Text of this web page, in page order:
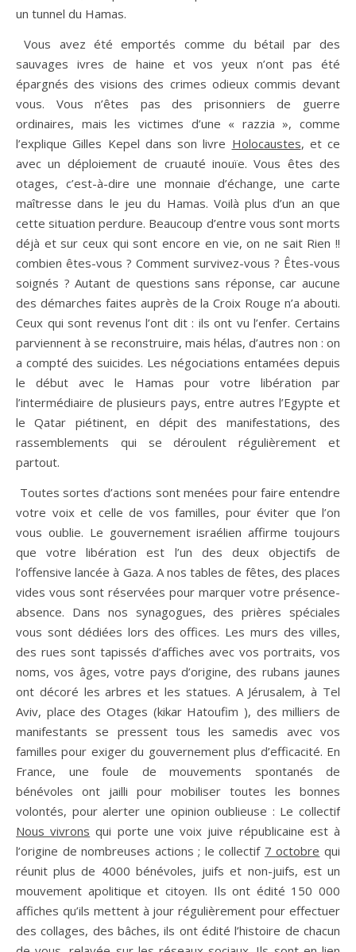
un tunnel du Hamas.
Vous avez été emportés comme du bétail par des
sauvages ivres de haine et vos yeux n’ont pas été
épargnés des visions des crimes odieux commis devant
vous. Vous n’êtes pas des prisonniers de guerre
ordinaires, mais les victimes d’une « razzia », comme
l’explique Gilles Kepel dans son livre Holocaustes, et ce
avec un déploiement de cruauté inouïe. Vous êtes des
otages, c’est-à-dire une monnaie d’échange, une carte
maîtresse dans le jeu du Hamas. Voilà plus d’un an que
cette situation perdure. Beaucoup d’entre vous sont morts
déjà et sur ceux qui sont encore en vie, on ne sait Rien !!
combien êtes-vous ? Comment survivez-vous ? Êtes-vous
soignés ? Autant de questions sans réponse, car aucune
des démarches faites auprès de la Croix Rouge n’a abouti.
Ceux qui sont revenus l’ont dit : ils ont vu l’enfer. Certains
parviennent à se reconstruire, mais hélas, d’autres non : on
a compté des suicides. Les négociations entamées depuis
le début avec le Hamas pour votre libération par
l’intermédiaire de plusieurs pays, entre autres l’Egypte et
le Qatar piétinent, en dépit des manifestations, des
rassemblements qui se déroulent régulièrement et
partout.
Toutes sortes d’actions sont menées pour faire entendre
votre voix et celle de vos familles, pour éviter que l’on
vous oublie. Le gouvernement israélien affirme toujours
que votre libération est l’un des deux objectifs de
l’offensive lancée à Gaza. A nos tables de fêtes, des places
vides vous sont réservées pour marquer votre présence-
absence. Dans nos synagogues, des prières spéciales
vous sont dédiées lors des offices. Les murs des villes,
des rues sont tapissés d’affiches avec vos portraits, vos
noms, vos âges, votre pays d’origine, des rubans jaunes
ont décoré les arbres et les statues. A Jérusalem, à Tel
Aviv, place des Otages (kikar Hatoufim ), des milliers de
manifestants se pressent tous les samedis avec vos
familles pour exiger du gouvernement plus d’efficacité. En
France, une foule de mouvements spontanés de
bénévoles ont jailli pour mobiliser toutes les bonnes
volontés, pour alerter une opinion oublieuse : Le collectif
Nous vivrons qui porte une voix juive républicaine est à
l’origine de nombreuses actions ; le collectif 7 octobre qui
réunit plus de 4000 bénévoles, juifs et non-juifs, est un
mouvement apolitique et citoyen. Ils ont édité 150 000
affiches qu’ils mettent à jour régulièrement pour effectuer
des collages, des bâches, ils ont édité l’histoire de chacun